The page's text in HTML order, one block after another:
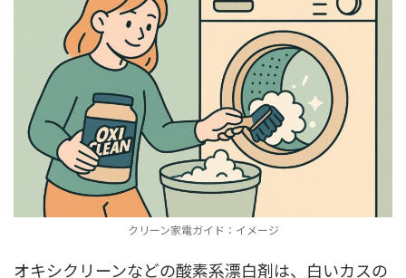
クリーン家電ガイド：イメージ
オキシクリーンなどの酸素系漂白剤は、白いカスの